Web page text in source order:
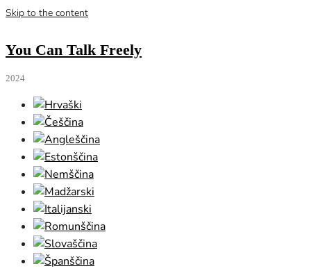
Skip to the content
You Can Talk Freely
2024